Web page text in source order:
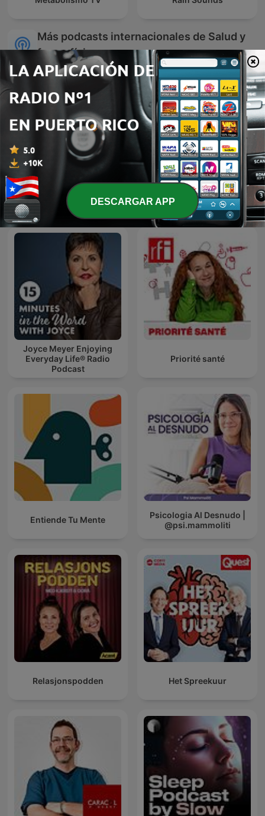
Más podcasts internacionales de Salud y
forma física
Somna med Henrik
Sleep Better | Sleep Music
with Noise
Joyce Meyer Enjoying
Everyday Life® Radio
Podcast
Priorité santé
Entiende Tu Mente
Psicologia Al Desnudo |
@psi.mammoliti
Relasjonspodden Het Spreekuur
DESCARGAR APP